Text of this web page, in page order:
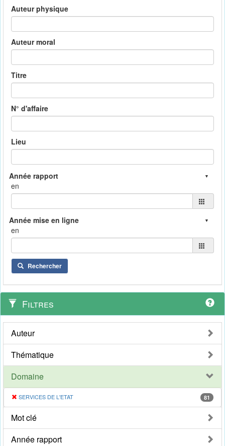
Auteur physique
Auteur moral
Titre
N° d'affaire
Lieu
en
en
Rechercher
Filtres
Auteur
Thématique
Domaine
SERVICES DE L'ETAT 81
Mot clé
Année rapport